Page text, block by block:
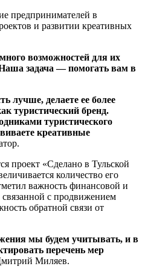
предпринимателей в
и развитии креативных
возможностей для их
задача — помогать вам в
лучше, делаете ее более
туристический бренд.
туристического
креативные
проект «Сделано в Тульской
количество его
важность финансовой и
с продвижением
обратной связи от
мы будем учитывать, и в
перечень мер
Миляев.